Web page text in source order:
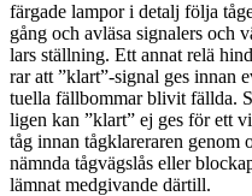
färgade lampor i detalj följa
gång och avläsa signalers och
lars ställning. Ett annat relä
rar att ”klart”-signal ges innan
tuella fällbommar blivit fällda.
ligen kan ”klart” ej ges för ett
tåg innan tågklareraren genom
nämnda tågvägslås eller
lämnat medgivande därtill.